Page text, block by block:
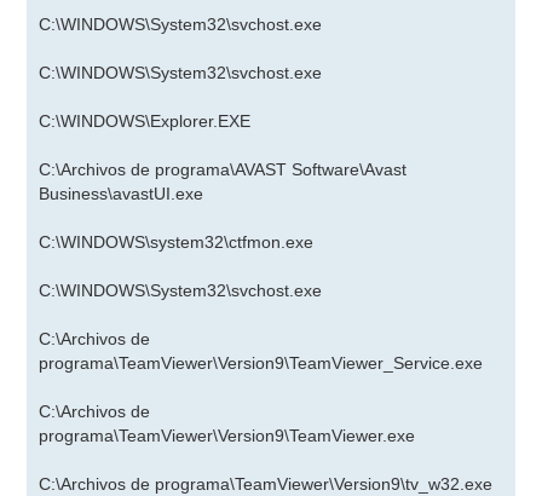
C:\WINDOWS\System32\svchost.exe
C:\WINDOWS\System32\svchost.exe
C:\WINDOWS\Explorer.EXE
C:\Archivos de programa\AVAST Software\Avast
Business\avastUI.exe
C:\WINDOWS\system32\ctfmon.exe
C:\WINDOWS\System32\svchost.exe
C:\Archivos de
programa\TeamViewer\Version9\TeamViewer_Service.exe
C:\Archivos de
programa\TeamViewer\Version9\TeamViewer.exe
C:\Archivos de programa\TeamViewer\Version9\tv_w32.exe